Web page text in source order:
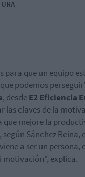
para que un equipo
podemos
, desdeE2 Eficiencia
las claves de la
mejore la
Sánchez
a ser un
motivación", explica.